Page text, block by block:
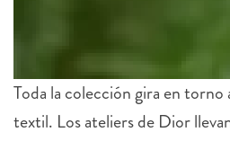
Toda la colección gira en
textil. Los ateliers de Dior